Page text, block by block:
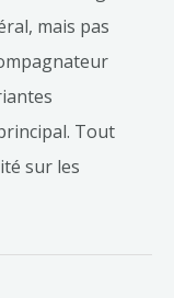
mais pas
Tout
sur les